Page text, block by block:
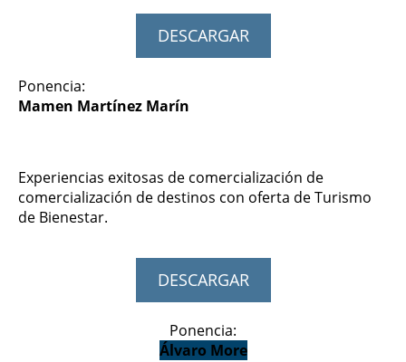
DESCARGAR
Ponencia:
Mamen Martínez Marín
Experiencias exitosas de comercialización de
comercialización de destinos con oferta de Turismo
de Bienestar.
DESCARGAR
Ponencia:
Álvaro More